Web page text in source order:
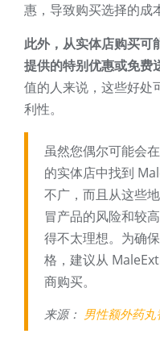
惠，导致购买选择的成
此外，从实体店购买可
提供的特别优惠或免费
值的人来说，这些好处
利性。
虽然您偶尔可能会
的实体店中找到
不广，而且从这些
冒产品的风险和较
得不太理想。为确
格，建议从
商购买。
来源： 男性额外药丸